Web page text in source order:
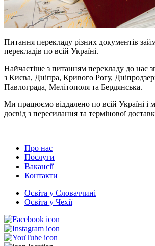
Питання перекладу різних документів
перекладів по всій Україні.
Найчастіше з питанням перекладу до нас
з Києва, Дніпра, Кривого Рогу,
Павлограда, Мелітополя та Бердянська.
Ми працюємо віддалено по всій Україні і
досвід з пересилання та термінової
Про нас
Послуги
Вакансії
Контакти
Освіта у Словаччині
Освіта у Чехії